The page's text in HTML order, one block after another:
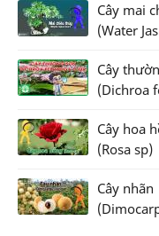
Cây mai
(Water
Cây
(Dichroa
Cây hoa
(Rosa sp)
Cây nhãn